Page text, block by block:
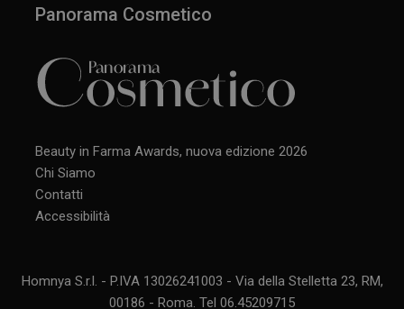
Panorama Cosmetico
Beauty in Farma Awards, nuova edizione 2026
Chi Siamo
Contatti
Accessibilità
Homnya S.r.l. - P.IVA 13026241003 - Via della Stelletta 23, RM,
00186 - Roma. Tel 06.45209715